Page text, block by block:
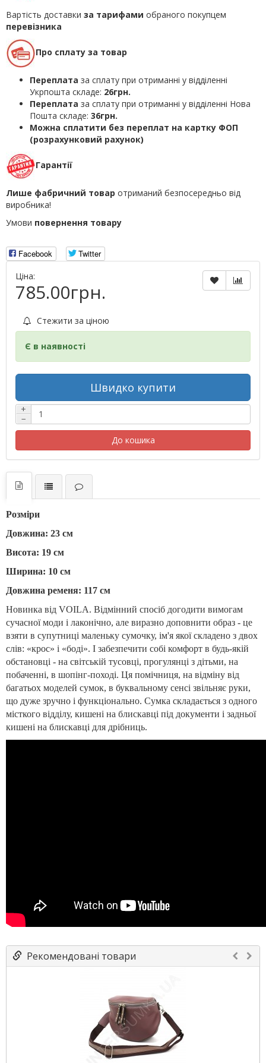
Вартість доставки за тарифами обраного покупцем
перевізника
Про сплату за товар
Переплата за сплату при отриманні у відділенні
Укрпошта складе: 26грн.
Переплата за сплату при отриманні у відділенні Нова
Пошта складе: 36грн.
Можна сплатити без переплат на картку ФОП
(розрахунковий рахунок)
Гарантії
Лише фабричний товар отриманий безпосередньо від
виробника!
Умови повернення товару
Facebook
Twitter
Ціна:
785.00грн.
Стежити за ціною
Є в наявності
Швидко купити
+
−
До кошика
Розміри
Довжина: 23 см
Висота: 19 см
Ширина: 10 см
Довжина ременя: 117 см
Новинка від VOILA. Відмінний спосіб догодити вимогам
сучасної моди і лаконічно, але виразно доповнити образ - це
взяти в супутниці маленьку сумочку, ім'я якої складено з двох
слів: «крос» і «боді». І забезпечити собі комфорт в будь-якій
обстановці - на світській тусовці, прогулянці з дітьми, на
побаченні, в шопінг-поході. Ця помічниця, на відміну від
багатьох моделей сумок, в буквальному сенсі звільняє руки,
що дуже зручно і функціонально. Сумка складається з одного
місткого відділу, кишені на блискавці під документи і задньої
кишені на блискавці для дрібниць.
Рекомендовані товари